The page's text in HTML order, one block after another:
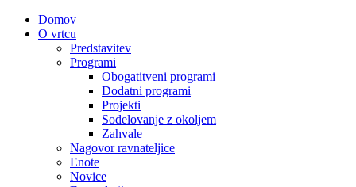
Domov
O vrtcu
Predstavitev
Programi
Obogatitveni programi
Dodatni programi
Projekti
Sodelovanje z okoljem
Zahvale
Nagovor ravnateljice
Enote
Novice